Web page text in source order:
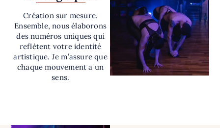
Création sur mesure.
Ensemble, nous élaborons
des numéros uniques qui
reflètent votre identité
artistique. Je m’assure que
chaque mouvement a un
sens.